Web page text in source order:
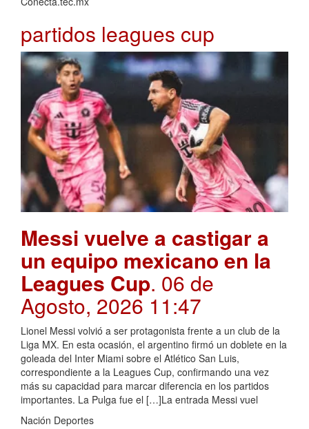
partidos leagues cup
Messi vuelve a castigar a
un equipo mexicano en la
Leagues Cup. 06 de
Agosto, 2026 11:47
Lionel Messi volvió a ser protagonista frente a un club de la
Liga MX. En esta ocasión, el argentino firmó un doblete en la
goleada del Inter Miami sobre el Atlético San Luis,
correspondiente a la Leagues Cup, confirmando una vez
más su capacidad para marcar diferencia en los partidos
importantes. La Pulga fue el […]La entrada Messi vuel
Nación Deportes